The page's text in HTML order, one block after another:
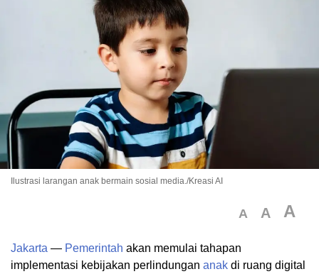
Ilustrasi larangan anak bermain sosial media./Kreasi AI
A A A
Jakarta — Pemerintah akan memulai tahapan
implementasi kebijakan perlindungan anak di ruang digital